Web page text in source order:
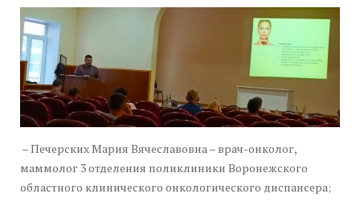
– Печерских Мария Вячеславовна – врач-онколог,
маммолог 3 отделения поликлиники Воронежского
областного клинического онкологического диспансера;